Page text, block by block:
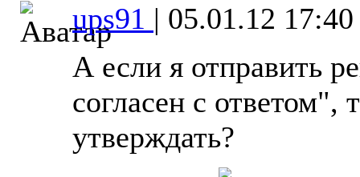
ups91 | 05.01.12 17:40
А если я отправить
согласен с ответом",
утверждать?